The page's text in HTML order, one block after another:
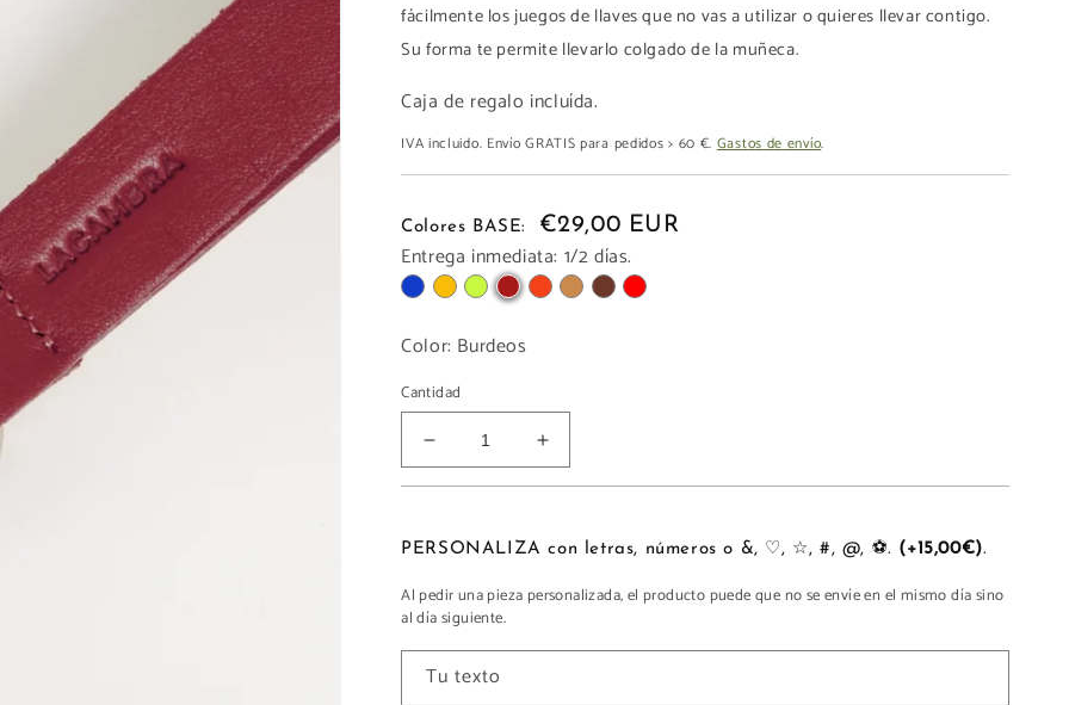
fácilmente los juegos de llaves que no vas a utilizar o quieres llevar contigo.
Su forma te permite llevarlo colgado de la muñeca.
Caja de regalo incluída.
IVA incluido. Envío GRATIS para pedidos > 60 €. Gastos de envío.
Colores BASE: €29,00 EUR
Entrega inmediata: 1/2 días.
Color: Burdeos
Cantidad
Reducir
cantidad
Aumentar
cantidad
PERSONALIZA con letras, números o &, ♡, ☆, #, @, ⚽. (+15,00€).
Al pedir una pieza personalizada, el producto puede que no se envíe en el mismo día sino
al día siguiente.
Tu texto